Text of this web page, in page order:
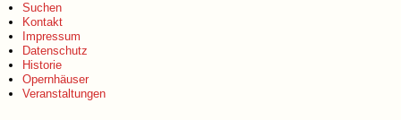
Suchen
Kontakt
Impressum
Datenschutz
Historie
Opernhäuser
Veranstaltungen